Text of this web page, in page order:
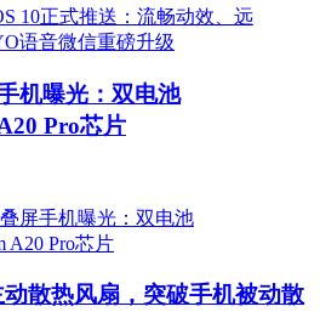
机曝光：双电池
Pro芯片
散热风扇，突破手机被动散